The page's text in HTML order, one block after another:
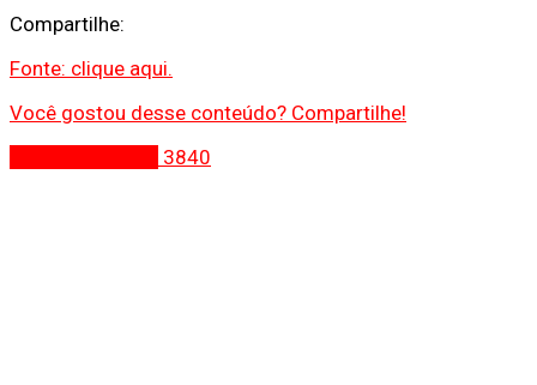
Compartilhe:
Fonte: clique aqui.
Você gostou desse conteúdo? Compartilhe!
3840